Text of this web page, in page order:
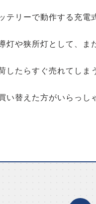
テリーで動作する充電
灯や狭所灯として、
したらすぐ売れてしま
い替えた方がいらっし